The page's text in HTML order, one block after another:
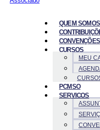
QUEM SOMOS
CURSOS
MEU
PCMSO
SERVICOS